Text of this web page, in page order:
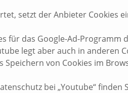
setzt der Anbieter Cookies
für das Google-Ad-
legt aber auch in anderen
Speichern von Cookies im
bei „Youtube“